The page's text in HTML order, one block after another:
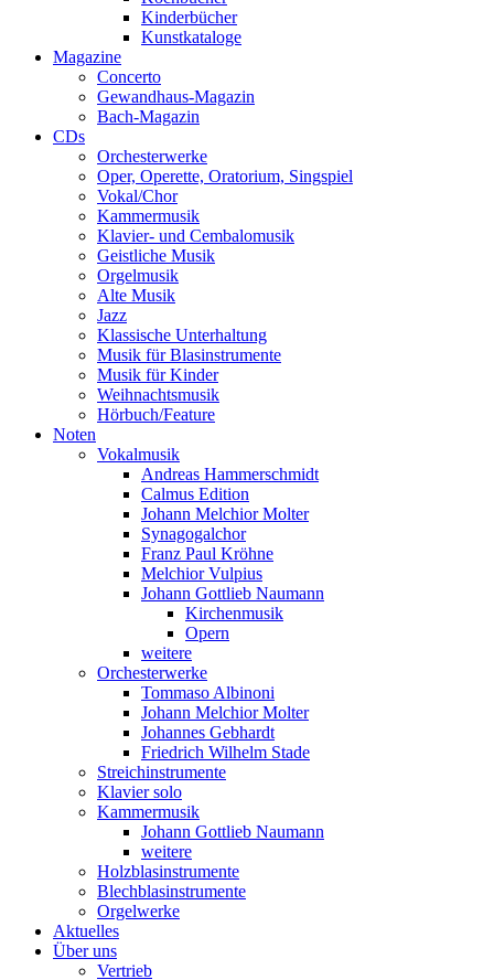
Kinderbücher
Kunstkataloge
Magazine
Concerto
Gewandhaus-Magazin
Bach-Magazin
CDs
Orchesterwerke
Oper, Operette, Oratorium, Singspiel
Vokal/Chor
Kammermusik
Klavier- und Cembalomusik
Geistliche Musik
Orgelmusik
Alte Musik
Jazz
Klassische Unterhaltung
Musik für Blasinstrumente
Musik für Kinder
Weihnachtsmusik
Hörbuch/Feature
Noten
Vokalmusik
Andreas Hammerschmidt
Calmus Edition
Johann Melchior Molter
Synagogalchor
Franz Paul Kröhne
Melchior Vulpius
Johann Gottlieb Naumann
Kirchenmusik
Opern
weitere
Orchesterwerke
Tommaso Albinoni
Johann Melchior Molter
Johannes Gebhardt
Friedrich Wilhelm Stade
Streichinstrumente
Klavier solo
Kammermusik
Johann Gottlieb Naumann
weitere
Holzblasinstrumente
Blechblasinstrumente
Orgelwerke
Aktuelles
Über uns
Vertrieb